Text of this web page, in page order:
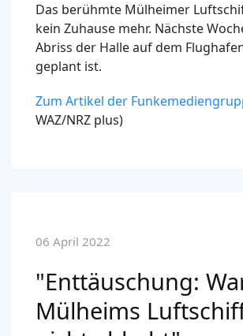
Das berühmte Mülheimer
kein Zuhause mehr. Nächste
Abriss der Halle auf dem
geplant ist.
Zum Artikel der
WAZ/NRZ plus)
06 April 2022
"Enttäuschung:
Mülheims